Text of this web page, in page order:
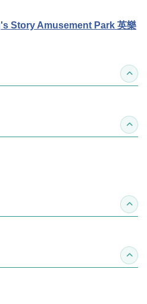
Story Amusement Park 英樂
收合
收合
收合
收合